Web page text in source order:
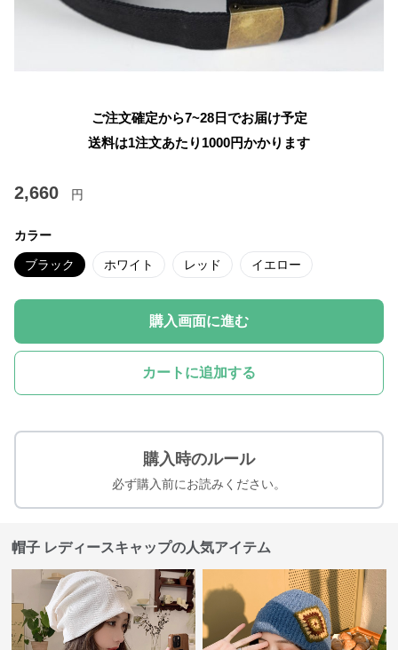
ご注文確定から7~28日でお届け予定
送料は1注文あたり 1000円かかります
2,660 円
カラー
ブラック ホワイト レッド イエロー
購入画面に進む
カートに追加する
購入時のルール
必ず購入前にお読みください。
帽子 レディースキャップの人気アイテム